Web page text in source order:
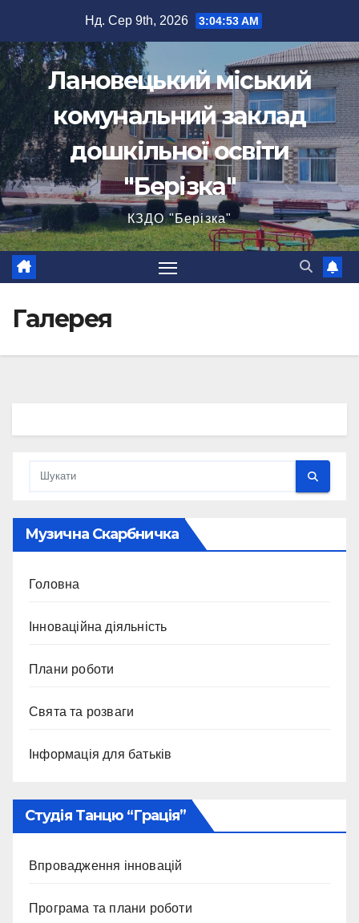
вмісту
Нд. Сер 9th, 2026 3:04:53 AM
Лановецький міський
комунальний заклад
дошкільної освіти
"Берізка"
КЗДО "Берізка"
Галерея
Музична Скарбничка
Головна
Інноваційна діяльність
Плани роботи
Свята та розваги
Інформація для батьків
Студія Танцю “Грація”
Впровадження інновацій
Програма та плани роботи